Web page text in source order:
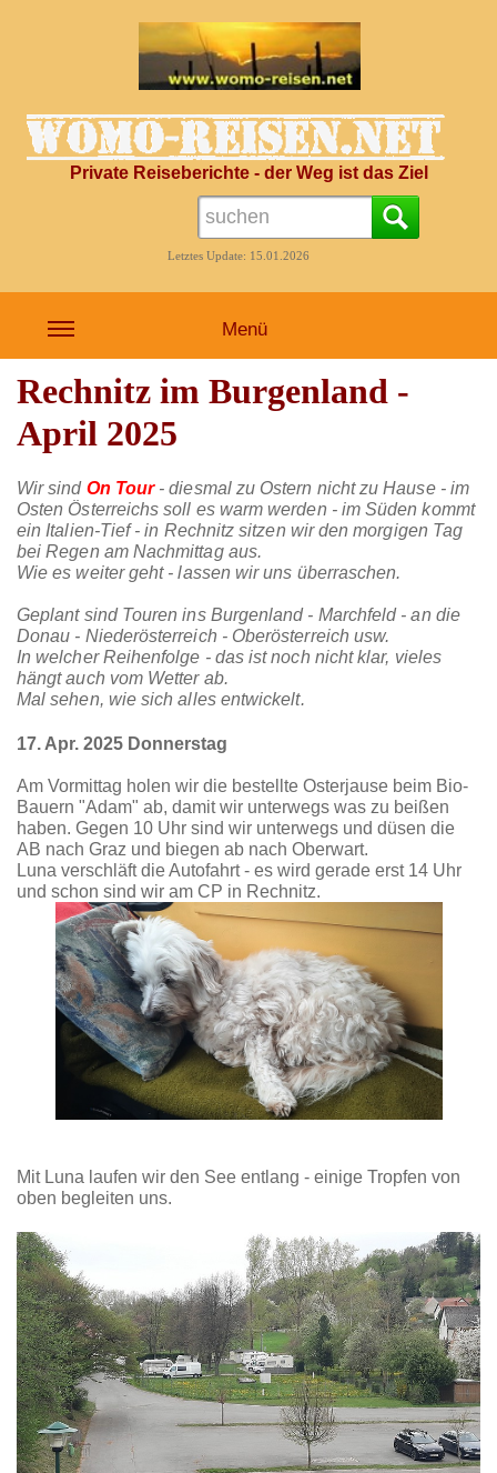
Private Reiseberichte - der Weg ist das Ziel
Letztes Update: 15.01.2026
Menü
Rechnitz im Burgenland -
April 2025
Wir sind On Tour- diesmal zu Ostern nicht zu Hause - im
Osten Österreichs soll es warm werden - im Süden kommt
ein Italien-Tief - in Rechnitz sitzen wir den morgigen Tag
bei Regen am Nachmittag aus.
Wie es weiter geht - lassen wir uns überraschen.
Geplant sind Touren ins Burgenland - Marchfeld - an die
Donau - Niederösterreich - Oberösterreich usw.
In welcher Reihenfolge - das ist noch nicht klar, vieles
hängt auch vom Wetter ab.
Mal sehen, wie sich alles entwickelt.
17. Apr. 2025 Donnerstag
Am Vormittag holen wir die bestellte Osterjause beim Bio-
Bauern "Adam" ab, damit wir unterwegs was zu beißen
haben. Gegen 10 Uhr sind wir unterwegs und düsen die
AB nach Graz und biegen ab nach Oberwart.
Luna verschläft die Autofahrt - es wird gerade erst 14 Uhr
und schon sind wir am CP in Rechnitz.
Mit Luna laufen wir den See entlang - einige Tropfen von
oben begleiten uns.